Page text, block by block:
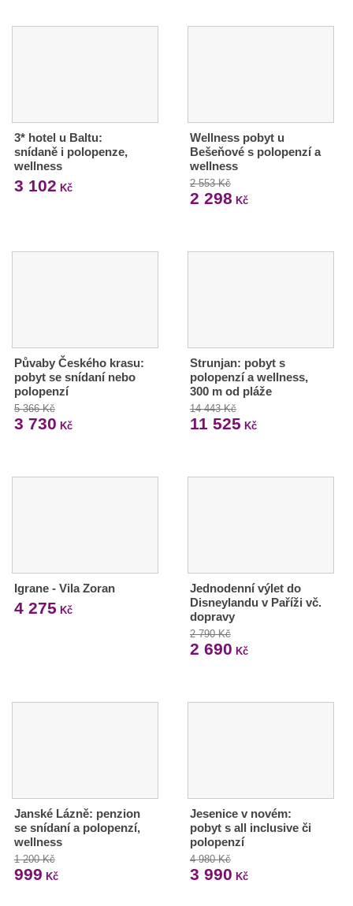
3* hotel u Baltu:
snídaně i polopenze,
wellness
3 102 Kč
Wellness pobyt u
Bešeňové s polopenzí a
wellness
2 553 Kč
2 298 Kč
Půvaby Českého krasu:
pobyt se snídaní nebo
polopenzí
5 366 Kč
3 730 Kč
Strunjan: pobyt s
polopenzí a wellness,
300 m od pláže
14 443 Kč
11 525 Kč
Igrane - Vila Zoran
4 275 Kč
Jednodenní výlet do
Disneylandu v Paříži vč.
dopravy
2 790 Kč
2 690 Kč
Janské Lázně: penzion
se snídaní a polopenzí,
wellness
1 200 Kč
999 Kč
Jesenice v novém:
pobyt s all inclusive či
polopenzí
4 980 Kč
3 990 Kč